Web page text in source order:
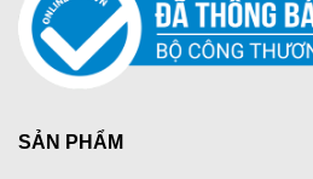
SẢN PHẨM